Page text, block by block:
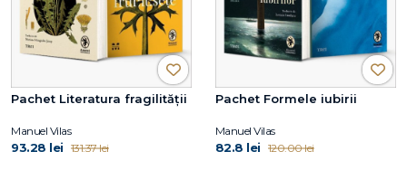
Pachet Literatura fragilității
Manuel Vilas
93.28 lei 131.37 lei
Pachet Formele iubirii
Manuel Vilas
82.8 lei 120.00 lei